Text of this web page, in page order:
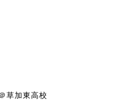
草加東高校